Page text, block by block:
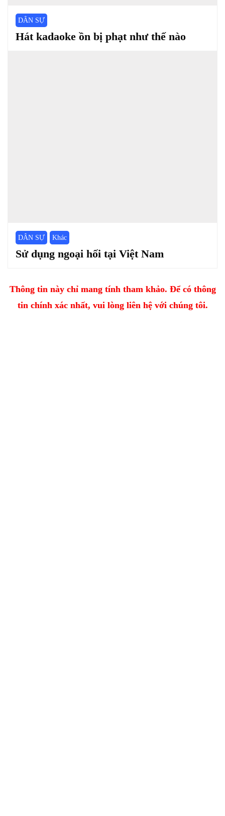
DÂN SỰ
Hát kadaoke ồn bị phạt như thế nào
DÂN SỰ Khác
Sử dụng ngoại hối tại Việt Nam
Thông tin này chỉ mang tính tham khảo. Để có thông
tin chính xác nhất, vui lòng liên hệ với chúng tôi.